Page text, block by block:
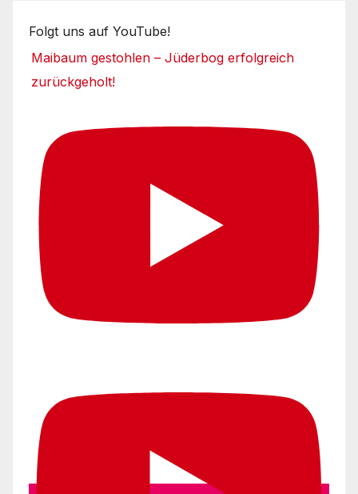
Folgt uns auf YouTube!
Maibaum gestohlen – Jüderbog erfolgreich
zurückgeholt!